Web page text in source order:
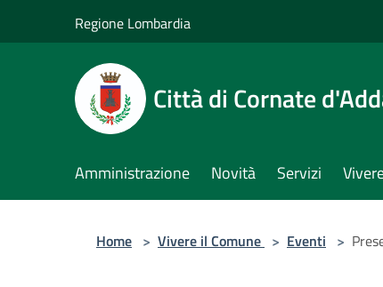
Regione Lombardia
Città di Cornate
Amministrazione Novità Servizi
Home > Vivere il Comune > Eventi >